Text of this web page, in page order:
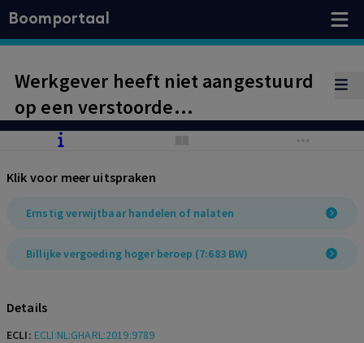
Boomportaal
Werkgever heeft niet aangestuurd
op een verstoorde
arbeidsverhouding, maar deze is
ontstaan en verscherpt toen
partijen een tegengestelde
mogelijkheden tot terugkeer in de
ernstig verwijtbaar handelen.
Klik voor meer uitspraken
Ernstig verwijtbaar handelen of nalaten
Billijke vergoeding hoger beroep (7:683 BW)
Details
ECLI: ECLI:NL:GHARL:2019:9789